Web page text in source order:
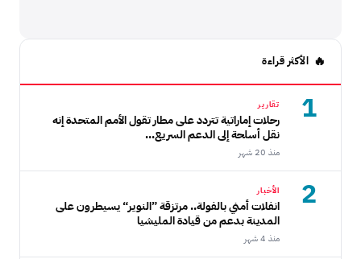
الأكثر قراءة
1 تقارير
رحلات إماراتية تتردد على مطار تقول الأمم المتحدة إنه
نقل أسلحة إلى الدعم السريع...
منذ 20 شهر
2 الأخبار
انفلات أمني بالفولة.. مرتزقة ”النوير“ يسيطرون على
المدينة بدعم من قيادة المليشيا
منذ 4 شهر